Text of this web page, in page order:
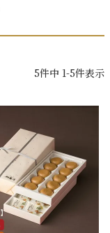
5件中 1-5件表示